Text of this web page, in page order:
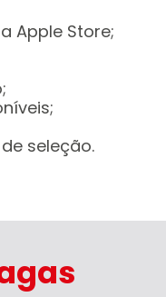
Apple Store;
seleção.